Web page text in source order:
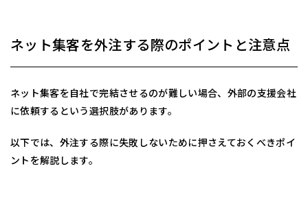
ネット集客を外注する際のポイントと注意点
ネット集客を自社で完結させるのが難しい場合、外部の支援会社
に依頼するという選択肢があります。
以下では、外注する際に失敗しないために押さえておくべきポイ
ントを解説します。